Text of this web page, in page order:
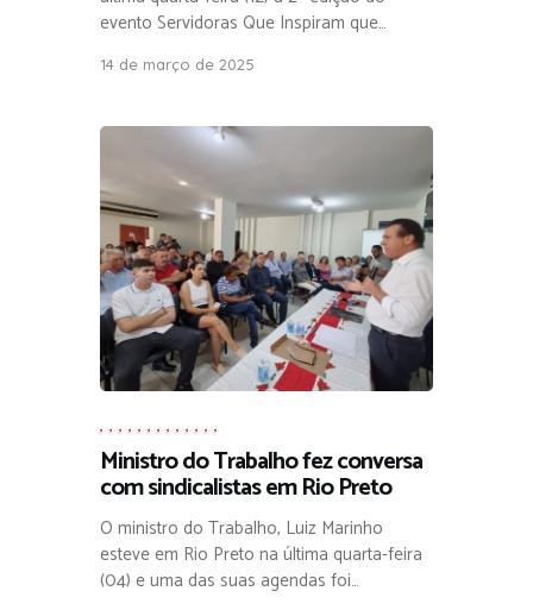
evento Servidoras Que Inspiram que…
14 de março de 2025
Ministro do Trabalho fez conversa
com sindicalistas em Rio Preto
O ministro do Trabalho, Luiz Marinho
esteve em Rio Preto na última quarta-feira
(04) e uma das suas agendas foi…